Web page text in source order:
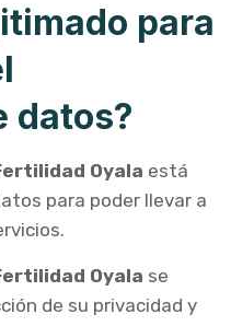
para
datos?
Oyala está
para poder llevar a
Oyala se
de su privacidad y